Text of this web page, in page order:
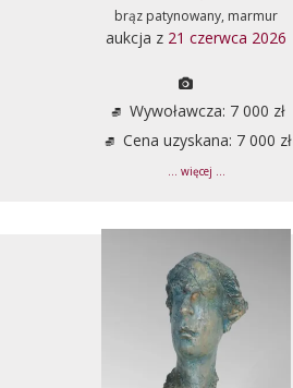
brąz patynowany, marmur
aukcja z 21 czerwca 2026
Wywoławcza: 7 000 zł
Cena uzyskana: 7 000 zł
... więcej ...